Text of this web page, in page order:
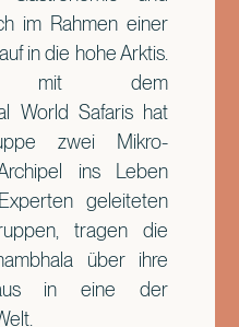
im Rahmen einer
in die hohe Arktis.
mit dem
World Safaris hat
zwei Mikro-
ins Leben
geleiteten
tragen die
über ihre
in eine der